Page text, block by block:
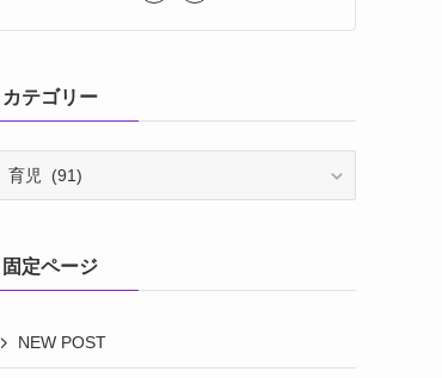
カテゴリー
ー固定ページ
NEW POST